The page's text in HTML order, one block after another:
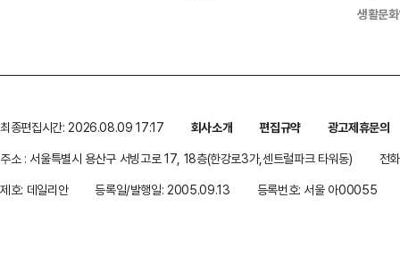
생활문
최종편집시간: 2026.08.09 17:17 회사소개 편집규약
광고제휴문의
주소 : 서울특별시 용산구 서빙고로 17, 18층(한강로3가,센트럴파크 타워동)
전
제호: 데일리안
등록일/발행일: 2005.09.13 등록번호: 서울 아00055